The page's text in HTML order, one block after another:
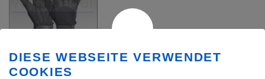
Einsatzhandschuh Profi 2,
schwarz
DIESE WEBSEITE VERWENDET
COOKIES